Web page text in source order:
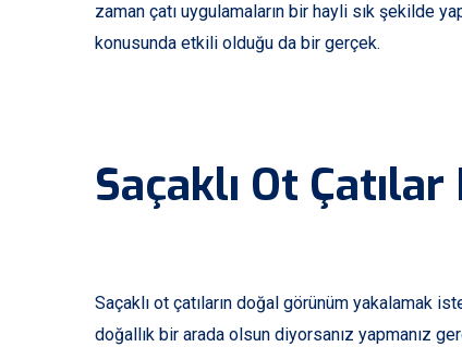
zaman çatı uygulamaların bir hayli sık şekilde
konusunda etkili olduğu da bir gerçek.
Saçaklı Ot
Saçaklı ot çatıların doğal görünüm yakalamak
doğallık bir arada olsun diyorsanız yapmanız